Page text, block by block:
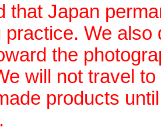
that Japan
practice. We
the
will not travel
products